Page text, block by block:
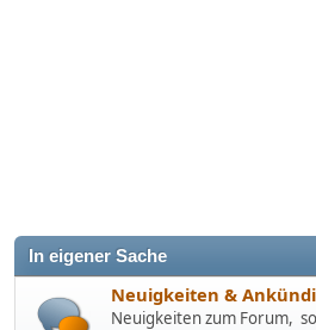
In eigener Sache
Neuigkeiten &
Neuigkeiten zum Forum,